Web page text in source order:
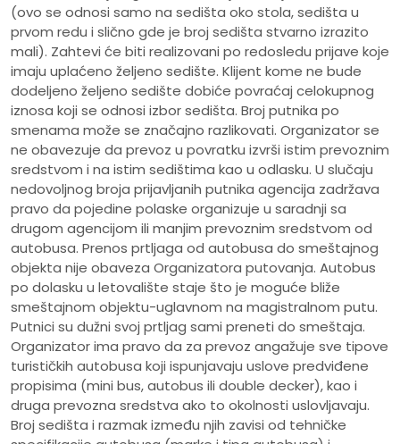
(ovo se odnosi samo na sedišta oko stola, sedišta u
prvom redu i slično gde je broj sedišta stvarno izrazito
mali). Zahtevi će biti realizovani po redosledu prijave koje
imaju uplaćeno željeno sedište. Klijent kome ne bude
dodeljeno željeno sedište dobiće povraćaj celokupnog
iznosa koji se odnosi izbor sedišta. Broj putnika po
smenama može se značajno razlikovati. Organizator se
ne obavezuje da prevoz u povratku izvrši istim prevoznim
sredstvom i na istim sedištima kao u odlasku. U slučaju
nedovoljnog broja prijavljanih putnika agencija zadržava
pravo da pojedine polaske organizuje u saradnji sa
drugom agencijom ili manjim prevoznim sredstvom od
autobusa. Prenos prtljaga od autobusa do smeštajnog
objekta nije obaveza Organizatora putovanja. Autobus
po dolasku u letovalište staje što je moguće bliže
smeštajnom objektu-uglavnom na magistralnom putu.
Putnici su dužni svoj prtljag sami preneti do smeštaja.
Organizator ima pravo da za prevoz angažuje sve tipove
turističkih autobusa koji ispunjavaju uslove predviđene
propisima (mini bus, autobus ili double decker), kao i
druga prevozna sredstva ako to okolnosti uslovljavaju.
Broj sedišta i razmak između njih zavisi od tehničke